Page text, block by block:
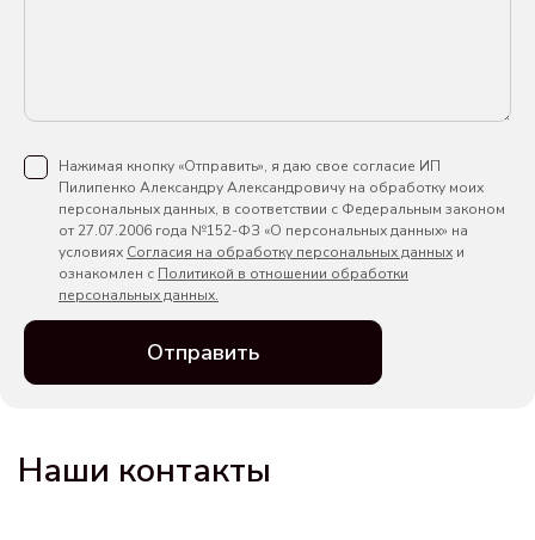
Нажимая кнопку «Отправить», я даю свое согласие ИП
Пилипенко Александру Александровичу на обработку моих
персональных данных, в соответствии с Федеральным законом
от 27.07.2006 года №152-ФЗ «О персональных данных» на
условиях Согласия на обработку персональных данных и
ознакомлен с Политикой в отношении обработки
персональных данных.
Отправить
Наши контакты